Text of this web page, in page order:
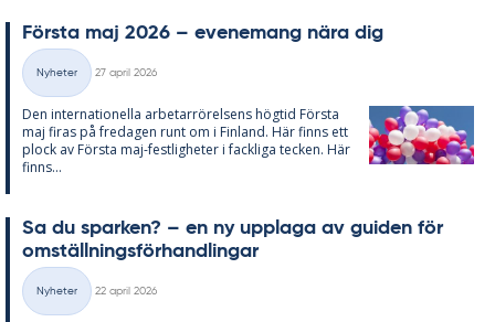
Förs­ta maj 2026 – eve­ne­mang nära dig
Kategorier
Nyheter
27 april 2026
Den in­ter­na­tio­nel­la ar­be­tar­rö­rel­sens hög­tid Förs­ta
maj fi­ras på fre­da­gen runt om i Fin­land. Här fin­ns ett
plock av Förs­ta maj-fest­lig­he­ter i fack­li­ga tec­ken. Här
fin­ns...
Sa du spar­ken? – en ny upp­laga av gui­den för
om­ställ­nings­för­hand­ling­ar
Kategorier
Nyheter
22 april 2026